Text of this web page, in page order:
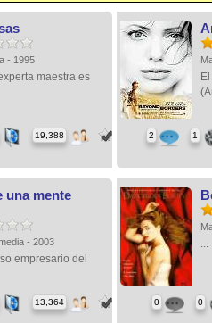
- 1995
maestra es
19,388 2 1
una mente
- 2003
empresario del
13,364
...
0 0